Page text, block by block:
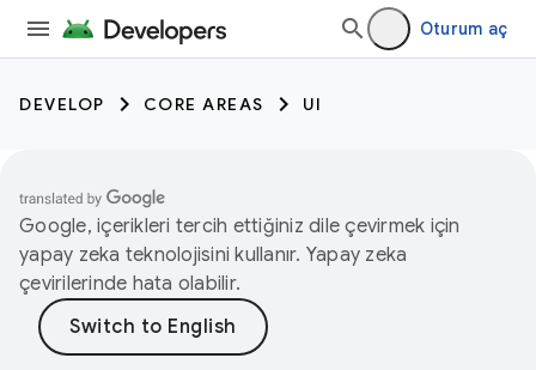
Oturum aç
DEVELOP CORE AREAS UI
Google, içerikleri tercih ettiğiniz dile çevirmek için
yapay zeka teknolojisini kullanır. Yapay zeka
çevirilerinde hata olabilir.